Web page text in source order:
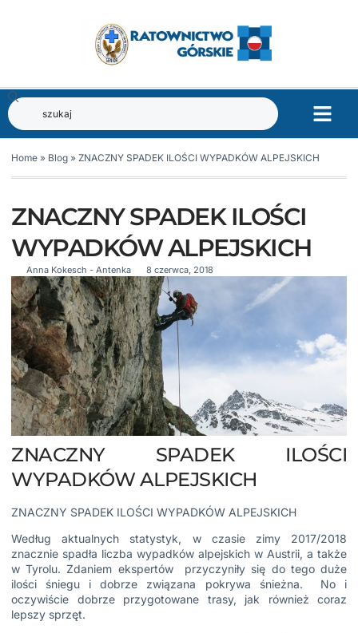
Home » Blog » ZNACZNY SPADEK ILOŚCI WYPADKÓW ALPEJSKICH
ZNACZNY SPADEK ILOŚCI
WYPADKÓW ALPEJSKICH
Anna Kokesch - Antenka 8 czerwca, 2018
ZNACZNY SPADEK ILOŚCI
WYPADKÓW ALPEJSKICH
ZNACZNY SPADEK ILOŚCI WYPADKÓW ALPEJSKICH
Według aktualnych statystyk, w czasie zimy 2017/2018
znacznie spadła liczba wypadków alpejskich w Austrii, a także
w Tyrolu. Zdaniem ekspertów przyczyniły się do tego duże
ilości śniegu i dobrze związana pokrywa śnieżna. No i
oczywiście dobrze przygotowane trasy, jak również coraz
lepszy sprzęt.